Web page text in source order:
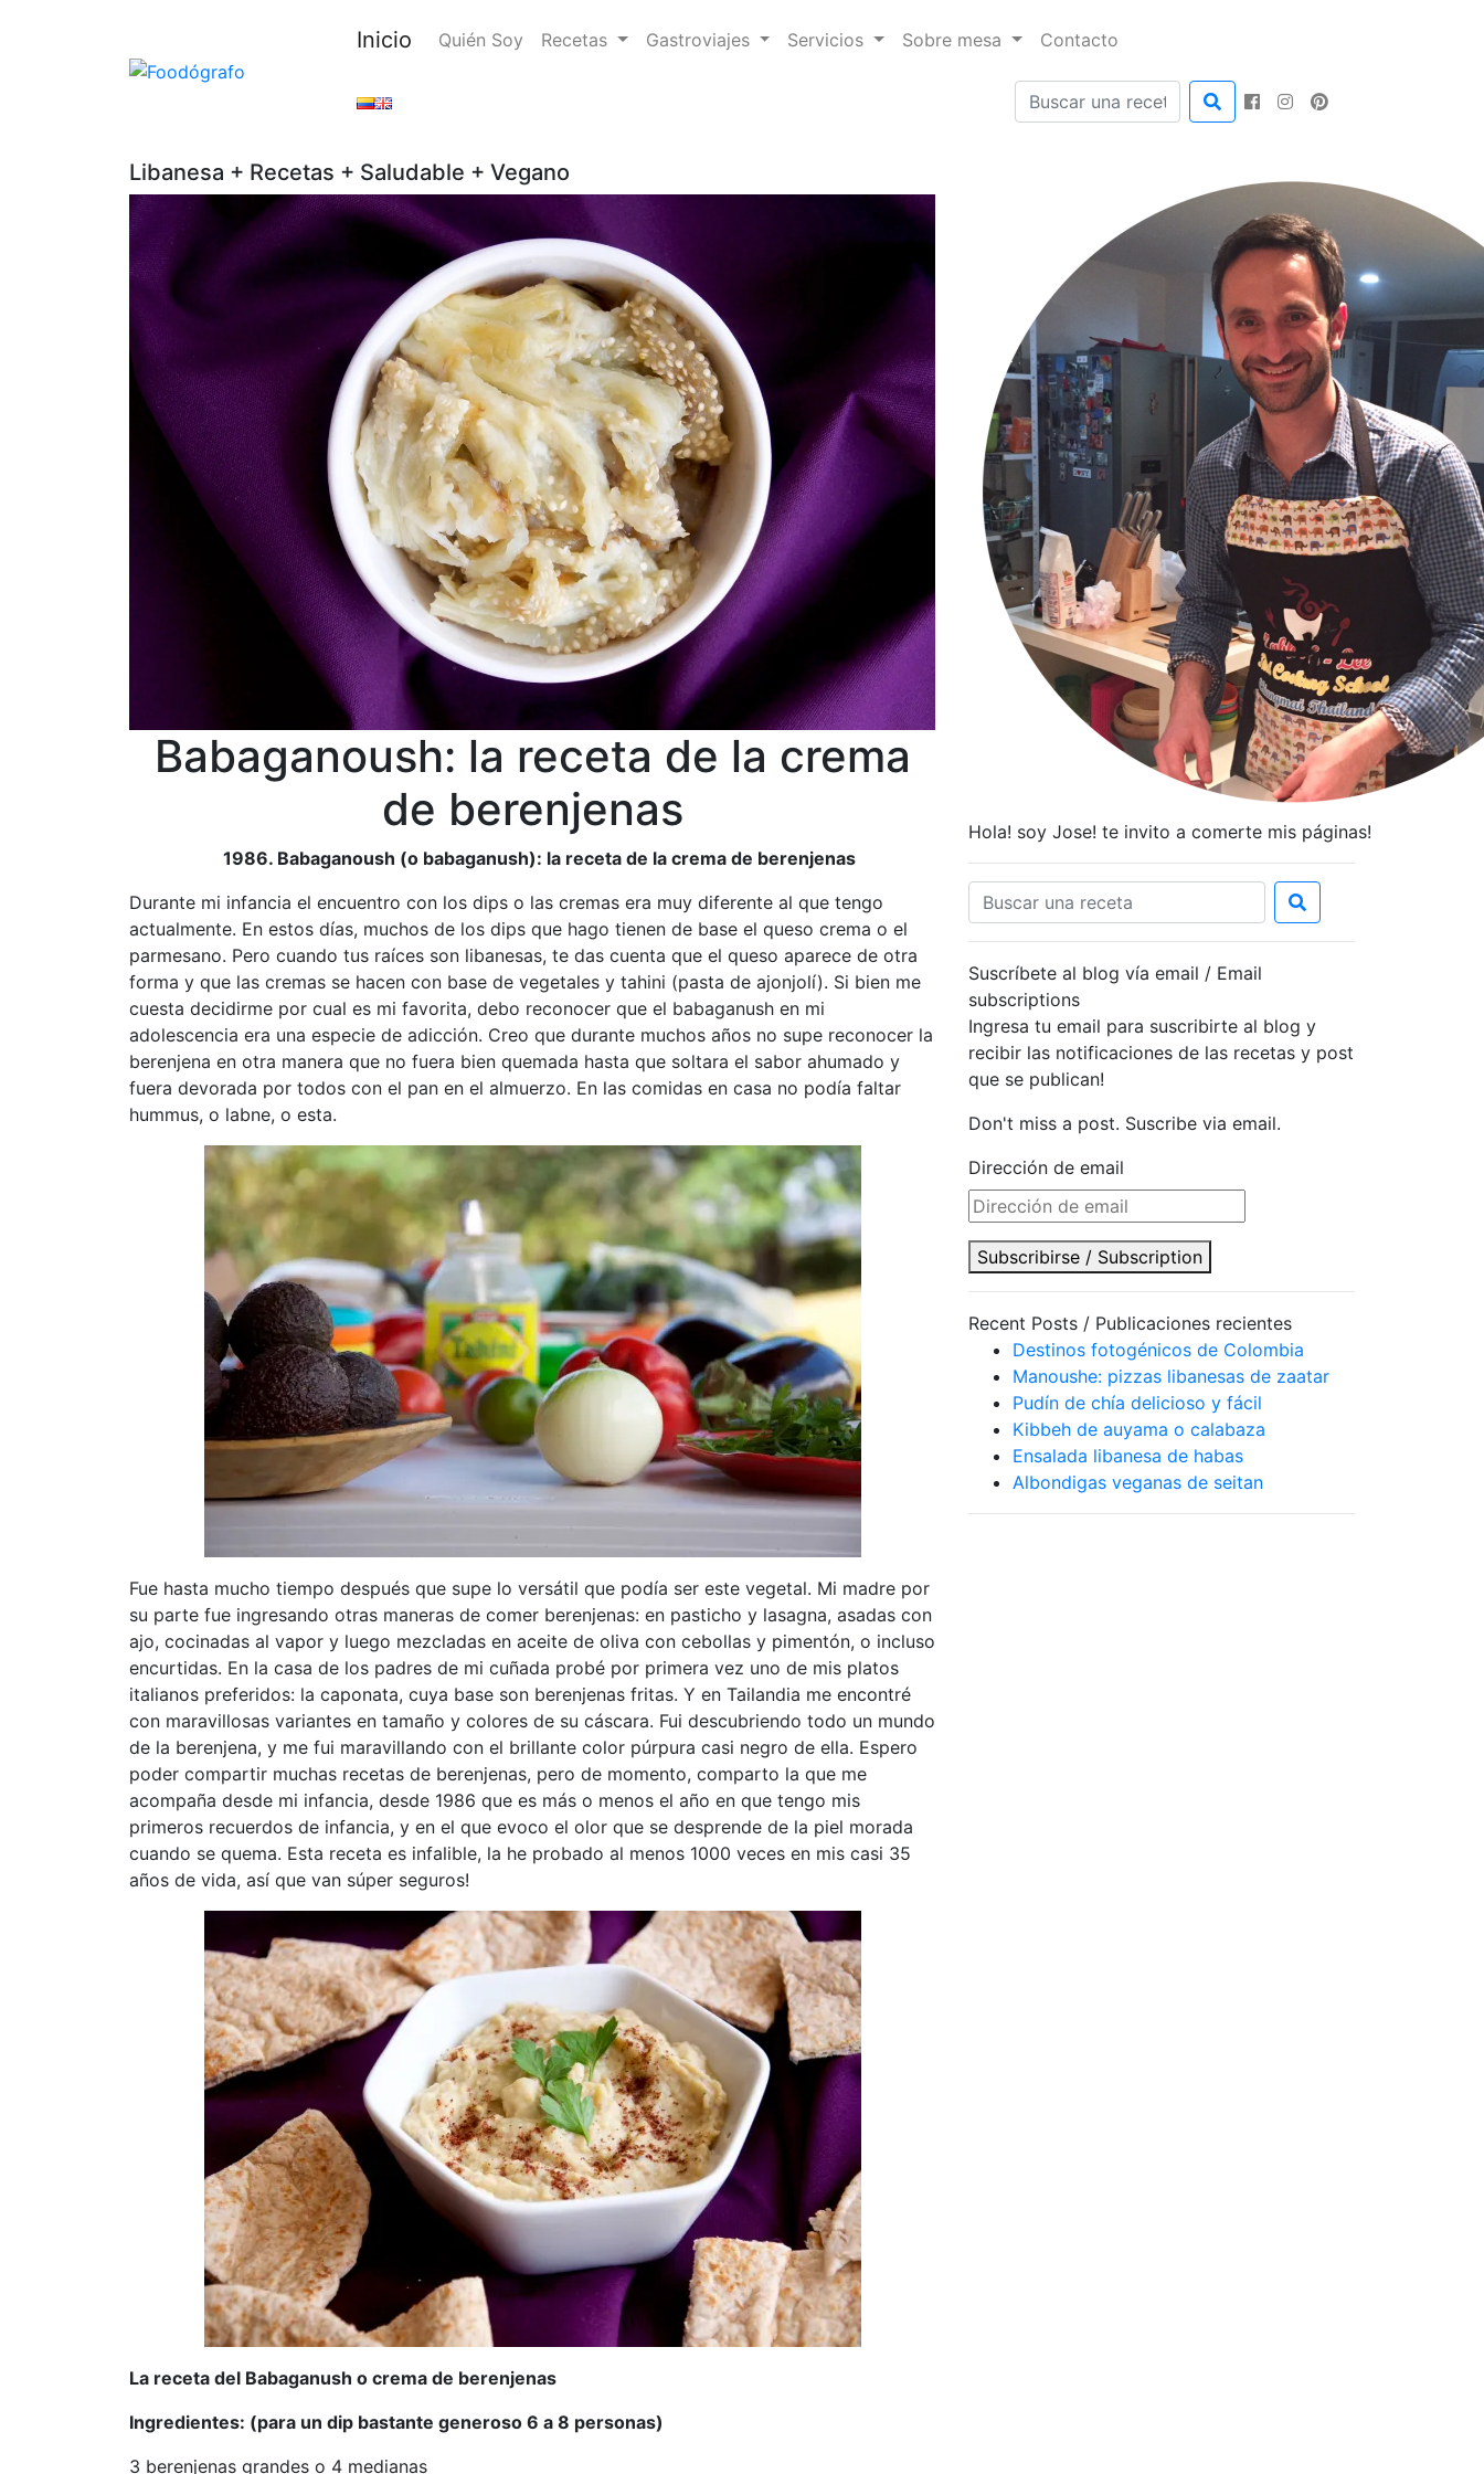
Inicio Quién Soy Recetas Gastroviajes Servicios Sobre mesa Contacto
Libanesa + Recetas + Saludable + Vegano
Babaganoush: la receta de la crema
de berenjenas
1986. Babaganoush (o babaganush): la receta de la crema de berenjenas
Durante mi infancia el encuentro con los dips o las cremas era muy diferente al que tengo
actualmente. En estos días, muchos de los dips que hago tienen de base el queso crema o el
parmesano. Pero cuando tus raíces son libanesas, te das cuenta que el queso aparece de otra
forma y que las cremas se hacen con base de vegetales y tahini (pasta de ajonjolí). Si bien me
cuesta decidirme por cual es mi favorita, debo reconocer que el babaganush en mi
adolescencia era una especie de adicción. Creo que durante muchos años no supe reconocer la
berenjena en otra manera que no fuera bien quemada hasta que soltara el sabor ahumado y
fuera devorada por todos con el pan en el almuerzo. En las comidas en casa no podía faltar
hummus, o labne, o esta.
Fue hasta mucho tiempo después que supe lo versátil que podía ser este vegetal. Mi madre por
su parte fue ingresando otras maneras de comer berenjenas: en pasticho y lasagna, asadas con
ajo, cocinadas al vapor y luego mezcladas en aceite de oliva con cebollas y pimentón, o incluso
encurtidas. En la casa de los padres de mi cuñada probé por primera vez uno de mis platos
italianos preferidos: la caponata, cuya base son berenjenas fritas. Y en Tailandia me encontré
con maravillosas variantes en tamaño y colores de su cáscara. Fui descubriendo todo un mundo
de la berenjena, y me fui maravillando con el brillante color púrpura casi negro de ella. Espero
poder compartir muchas recetas de berenjenas, pero de momento, comparto la que me
acompaña desde mi infancia, desde 1986 que es más o menos el año en que tengo mis
primeros recuerdos de infancia, y en el que evoco el olor que se desprende de la piel morada
cuando se quema. Esta receta es infalible, la he probado al menos 1000 veces en mis casi 35
años de vida, así que van súper seguros!
La receta del Babaganush o crema de berenjenas
Ingredientes: (para un dip bastante generoso 6 a 8 personas)
3 berenjenas grandes o 4 medianas
Hola! soy Jose! te invito a comerte mis páginas!
Suscríbete al blog vía email / Email
subscriptions
Ingresa tu email para suscribirte al blog y
recibir las notificaciones de las recetas y post
que se publican!
Don't miss a post. Suscribe via email.
Dirección de email
Subscribirse / Subscription
Recent Posts / Publicaciones recientes
Destinos fotogénicos de Colombia
Manoushe: pizzas libanesas de zaatar
Pudín de chía delicioso y fácil
Kibbeh de auyama o calabaza
Ensalada libanesa de habas
Albondigas veganas de seitan